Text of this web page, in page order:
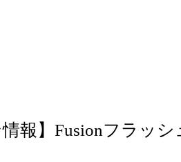
情報】Fusionフラッ